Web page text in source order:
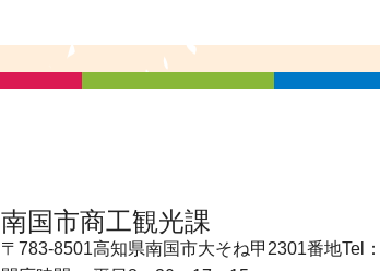
南国市商工観光課
〒783-8501高知県南国市大そね甲2301番地Tel